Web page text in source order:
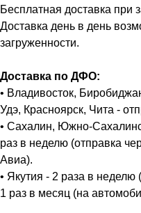
Бесплатная доставка при
Доставка день в день
загруженности.
Доставка по ДФО:
• Владивосток,
Удэ, Красноярск, Чита -
• Сахалин, Южно-
раз в неделю (отправка
Авиа).
• Якутия - 2 раза в
1 раз в месяц (на